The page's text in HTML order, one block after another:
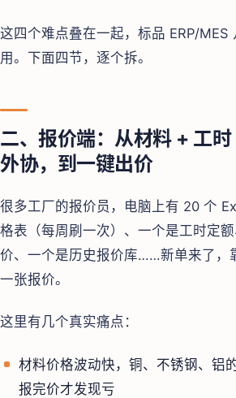
这四个难点叠在一起，标品 ERP/MES
用。下面四节，逐个拆。
二、报价端：从材料 + 工
外协，到一键出价
很多工厂的报价员，电脑上有 20 个
格表（每周刷一次）、一个是工时定
价、一个是历史报价库……新单来了，
一张报价。
这里有几个真实痛点：
材料价格波动快，铜、不锈钢、铝
报完价才发现亏